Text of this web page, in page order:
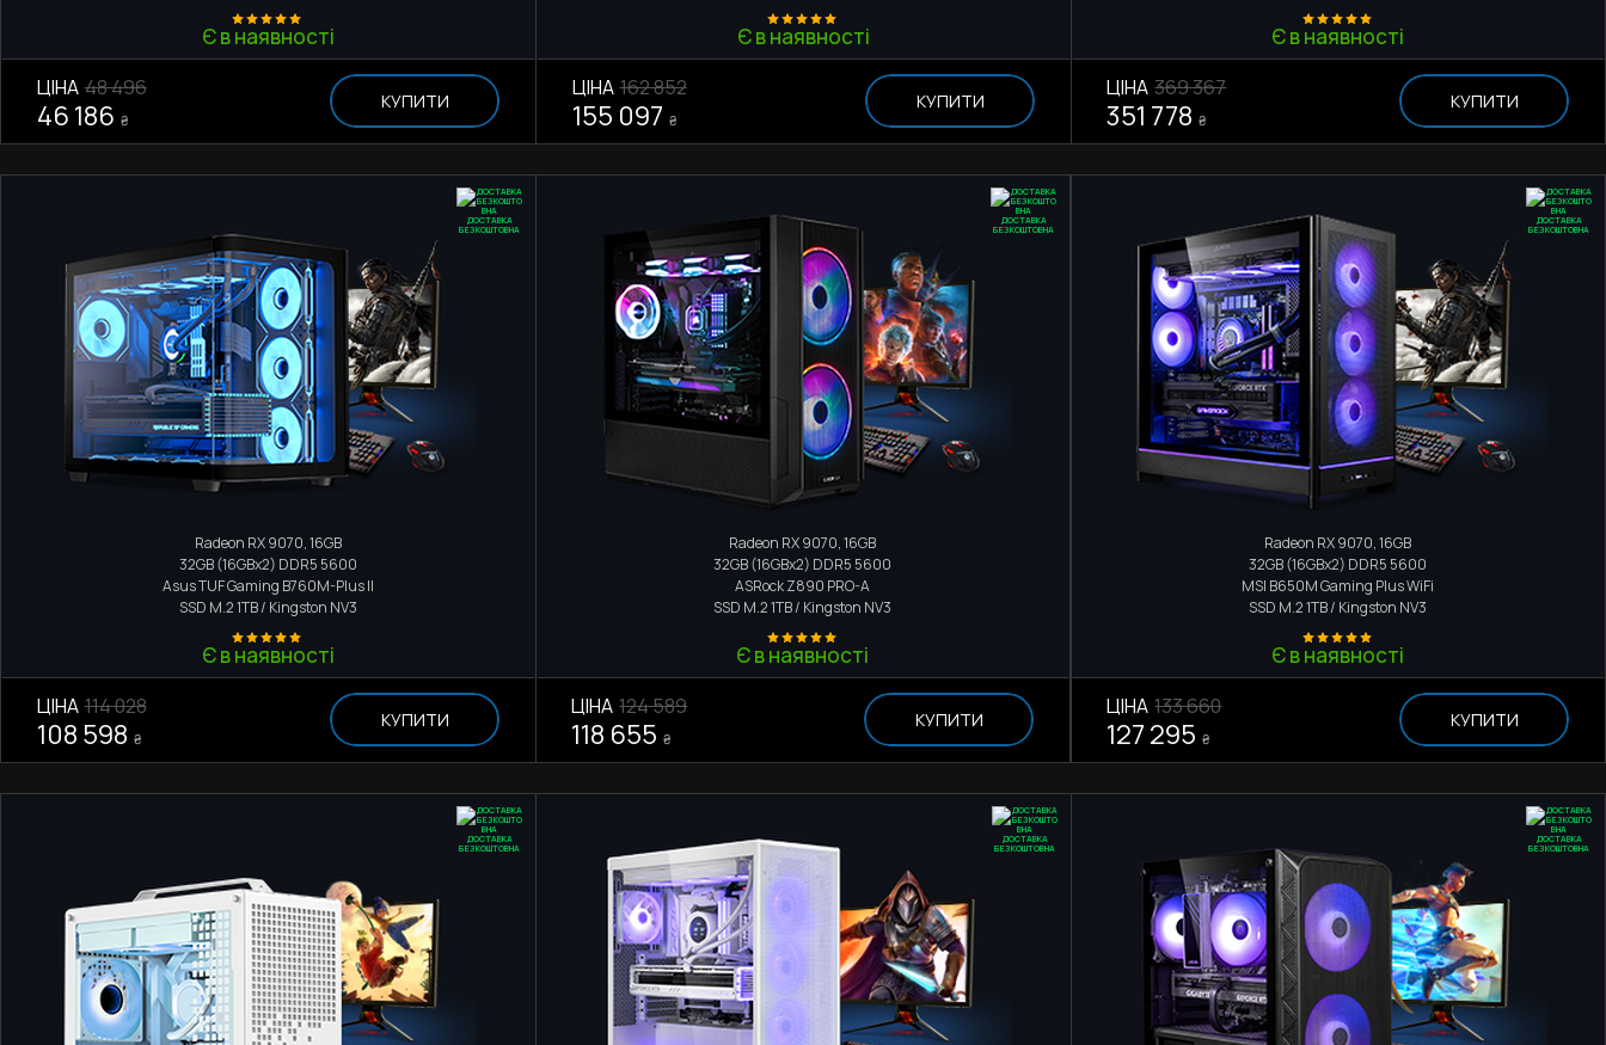
Є в наявності
ЦІНА 48 496
46 186 ₴
КУПИТИ
Є в наявності
ЦІНА 162 852
155 097 ₴
КУПИТИ
Є в наявності
ЦІНА 369 367
351 778 ₴
КУПИТИ
ДОСТАВКА
БЕЗКОШТОВНА
Ігровий комп'ютер
Radeon RX 9070, 16GB
32GB (16GBx2) DDR5 5600
Asus TUF Gaming B760M-Plus II
SSD M.21TB / Kingston NV3
Є в наявності
ЦІНА 114 028
108 598 ₴
КУПИТИ
ДОСТАВКА
БЕЗКОШТОВНА
Ігровий комп'ютер
Radeon RX 9070, 16GB
32GB (16GBx2) DDR5 5600
ASRock Z890 PRO-A
SSD M.21TB / Kingston NV3
Є в наявності
ЦІНА 124 589
118 655 ₴
КУПИТИ
ДОСТАВКА
БЕЗКОШТОВНА
Ігровий комп'ютер
Radeon RX 9070, 16GB
32GB (16GBx2) DDR5 5600
MSI B650M Gaming Plus WiFi
SSD M.21TB / Kingston NV3
Є в наявності
ЦІНА 133 660
127 295 ₴
КУПИТИ
ДОСТАВКА
БЕЗКОШТОВНА
ДОСТАВКА
БЕЗКОШТОВНА
ДОСТАВКА
БЕЗКОШТОВНА